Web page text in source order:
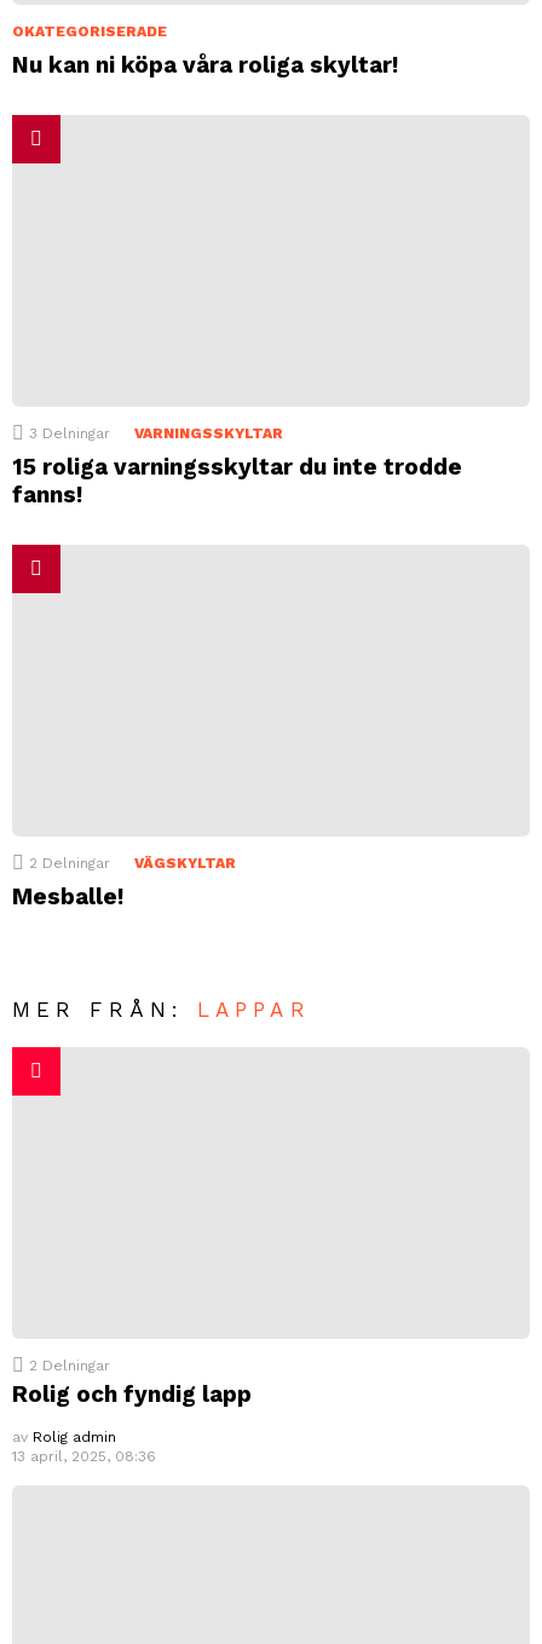
OKATEGORISERADE
Nu kan ni köpa våra roliga skyltar!
3 Delningar VARNINGSSKYLTAR
15 roliga varningsskyltar du inte trodde
fanns!
2 Delningar VÄGSKYLTAR
Mesballe!
MER FRÅN: LAPPAR
2 Delningar
Rolig och fyndig lapp
av Rolig admin
13 april, 2025, 08:36